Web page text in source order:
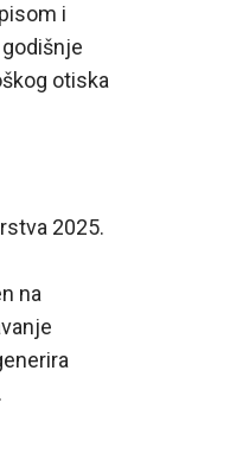
i
otiska
2025.
na